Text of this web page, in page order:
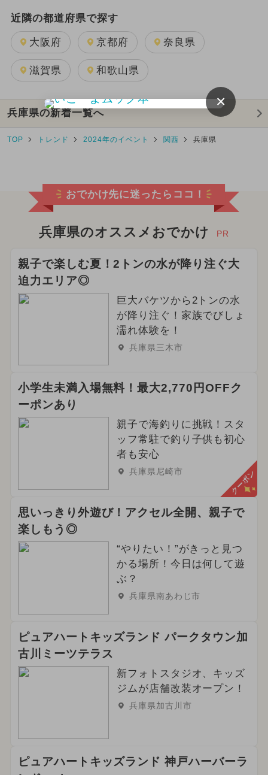
近隣の都道府県で探す
大阪府 京都府 奈良県
滋賀県 和歌山県
兵庫県の新着一覧へ
TOP トレンド 2024年のイベント 関西 兵庫県
おでかけ先に迷ったらココ！
兵庫県のオススメおでかけ PR
親子で楽しむ夏！2トンの水が降り注ぐ大
迫力エリア◎
巨大バケツから2トンの水
が降り注ぐ！家族でびしょ
濡れ体験を！
兵庫県三木市
小学生未満入場無料！最大2,770円OFFク
ーポンあり
親子で海釣りに挑戦！スタ
ッフ常駐で釣り子供も初心
者も安心
兵庫県尼崎市 クーポン
思いっきり外遊び！アクセル全開、親子で
楽しもう◎
“やりたい！”がきっと見つ
かる場所！今日は何して遊
ぶ？
兵庫県南あわじ市
ピュアハートキッズランド パークタウン加
古川ミーツテラス
新フォトスタジオ、キッズ
ジムが店舗改装オープン！
兵庫県加古川市
ピュアハートキッズランド 神戸ハーバーラ
×